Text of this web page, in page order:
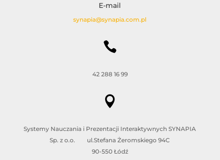
E-mail
synapia@synapia.com.pl

42 288 16 99

Systemy Nauczania i Prezentacji Interaktywnych SYNAPIA
Sp. z o.o. ul.Stefana Żeromskiego 94C
90-550 Łódź